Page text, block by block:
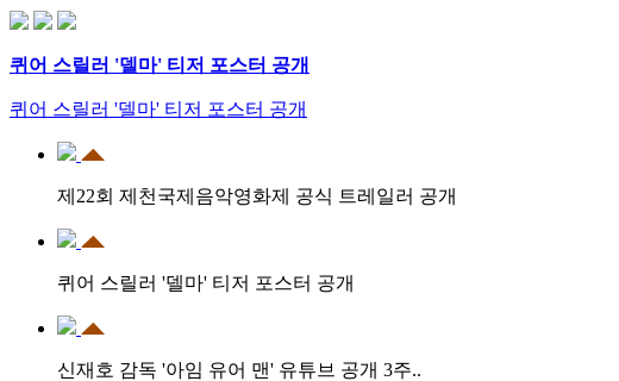
퀴어 스릴러 '델마' 티저 포스터 공개
퀴어 스릴러 '델마' 티저 포스터 공개
제22회 제천국제음악영화제 공식 트레일러 공개
퀴어 스릴러 '델마' 티저 포스터 공개
신재호 감독 '아임 유어 맨' 유튜브 공개 3주..